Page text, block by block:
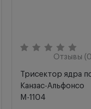
Отзывы
Трисектор ядра
Канзас-Альфонсо
M-1104